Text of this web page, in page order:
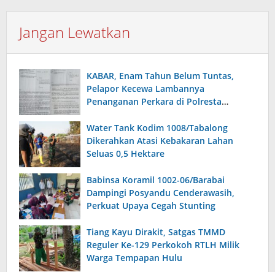
Jangan Lewatkan
KABAR, Enam Tahun Belum Tuntas,
Pelapor Kecewa Lambannya
Penanganan Perkara di Polresta
Water Tank Kodim 1008/Tabalong
Dikerahkan Atasi Kebakaran Lahan
Seluas 0,5 Hektare
Babinsa Koramil 1002-06/Barabai
Dampingi Posyandu Cenderawasih,
Perkuat Upaya Cegah Stunting
Tiang Kayu Dirakit, Satgas TMMD
Reguler Ke-129 Perkokoh RTLH Milik
Warga Tempapan Hulu